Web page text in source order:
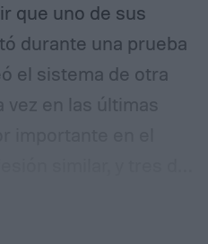
que uno de sus
durante una prueba
el sistema de otra
vez en las últimas
al mismo
de pruebas,